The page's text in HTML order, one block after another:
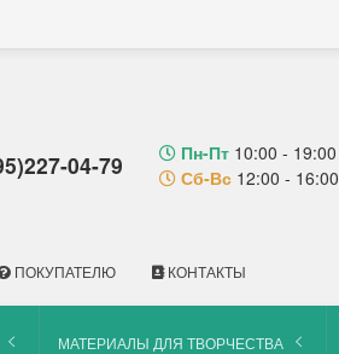
04-79 Пн-Пт 10:00 - 19:00
Сб-Вс 12:00 - 16:00
ПОКУПАТЕЛЮ КОНТАКТЫ
МАТЕРИАЛЫ ДЛЯ ТВОРЧЕСТВА